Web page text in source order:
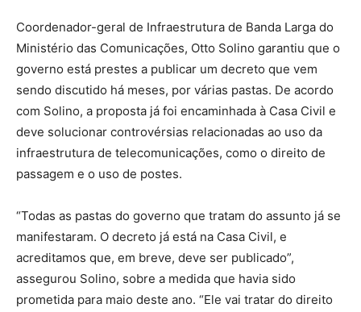
Coordenador-geral de Infraestrutura de Banda Larga do
Ministério das Comunicações, Otto Solino garantiu que o
governo está prestes a publicar um decreto que vem
sendo discutido há meses, por várias pastas. De acordo
com Solino, a proposta já foi encaminhada à Casa Civil e
deve solucionar controvérsias relacionadas ao uso da
infraestrutura de telecomunicações, como o direito de
passagem e o uso de postes.
“Todas as pastas do governo que tratam do assunto já se
manifestaram. O decreto já está na Casa Civil, e
acreditamos que, em breve, deve ser publicado”,
assegurou Solino, sobre a medida que havia sido
prometida para maio deste ano. “Ele vai tratar do direito